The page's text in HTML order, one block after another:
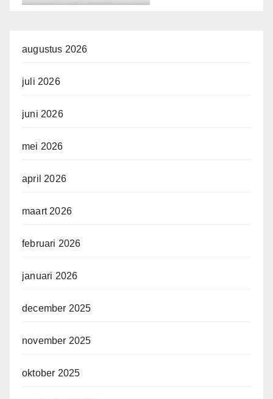
augustus 2026
juli 2026
juni 2026
mei 2026
april 2026
maart 2026
februari 2026
januari 2026
december 2025
november 2025
oktober 2025